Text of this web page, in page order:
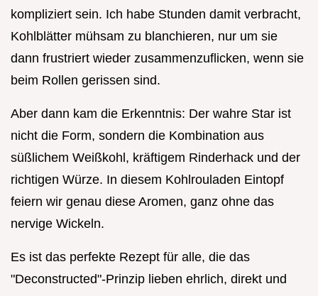
kompliziert sein. Ich habe Stunden damit verbracht,
Kohlblätter mühsam zu blanchieren, nur um sie
dann frustriert wieder zusammenzuflicken, wenn sie
beim Rollen gerissen sind.
Aber dann kam die Erkenntnis: Der wahre Star ist
nicht die Form, sondern die Kombination aus
süßlichem Weißkohl, kräftigem Rinderhack und der
richtigen Würze. In diesem Kohlrouladen Eintopf
feiern wir genau diese Aromen, ganz ohne das
nervige Wickeln.
Es ist das perfekte Rezept für alle, die das
"Deconstructed"-Prinzip lieben ehrlich, direkt und